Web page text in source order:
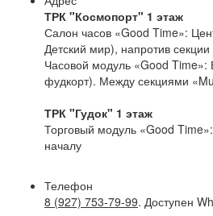
ТРК "Космопорт" 1 этаж
Салон часов «Good Time»:
Детский мир), напротив
Часовой модуль «Good
фудкорт). Между секциями
ТРК "Гудок" 1 этаж
Торговый модуль «Good
началу
Телефон
8 (927) 753-79-99. Доступен